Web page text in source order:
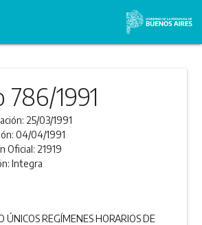
786/1991
25/03/1991
04/04/1991
Oficial: 21919
Integra
ÚNICOS REGÍMENES HORARIOS DE